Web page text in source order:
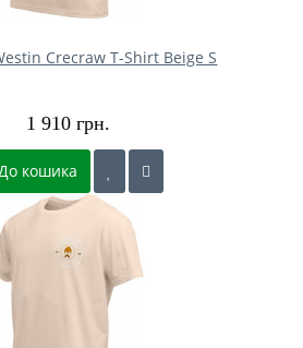
Crecraw T-Shirt Beige S
1 910 грн.
До кошика